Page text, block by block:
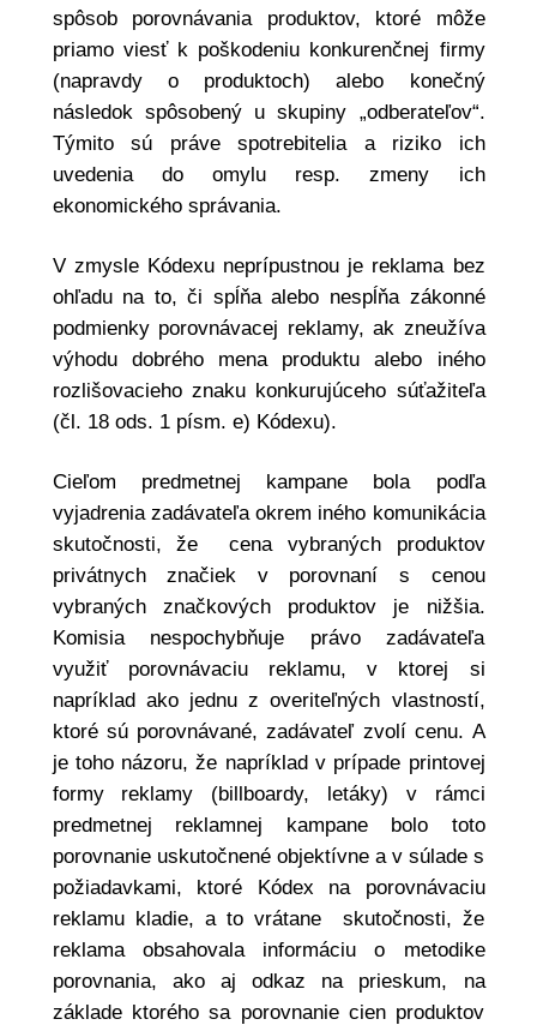
spôsob porovnávania produktov, ktoré môže
priamo viesť k poškodeniu konkurenčnej firmy
(napravdy o produktoch) alebo konečný
následok spôsobený u skupiny „odberateľov“.
Týmito sú práve spotrebitelia a riziko ich
uvedenia do omylu resp. zmeny ich
ekonomického správania.
V zmysle Kódexu neprípustnou je reklama bez
ohľadu na to, či spĺňa alebo nespĺňa zákonné
podmienky porovnávacej reklamy, ak zneužíva
výhodu dobrého mena produktu alebo iného
rozlišovacieho znaku konkurujúceho súťažiteľa
(čl. 18 ods. 1 písm. e) Kódexu).
Cieľom predmetnej kampane bola podľa
vyjadrenia zadávateľa okrem iného komunikácia
skutočnosti, že cena vybraných produktov
privátnych značiek v porovnaní s cenou
vybraných značkových produktov je nižšia.
Komisia nespochybňuje právo zadávateľa
využiť porovnávaciu reklamu, v ktorej si
napríklad ako jednu z overiteľných vlastností,
ktoré sú porovnávané, zadávateľ zvolí cenu. A
je toho názoru, že napríklad v prípade printovej
formy reklamy (billboardy, letáky) v rámci
predmetnej reklamnej kampane bolo toto
porovnanie uskutočnené objektívne a v súlade s
požiadavkami, ktoré Kódex na porovnávaciu
reklamu kladie, a to vrátane skutočnosti, že
reklama obsahovala informáciu o metodike
porovnania, ako aj odkaz na prieskum, na
základe ktorého sa porovnanie cien produktov